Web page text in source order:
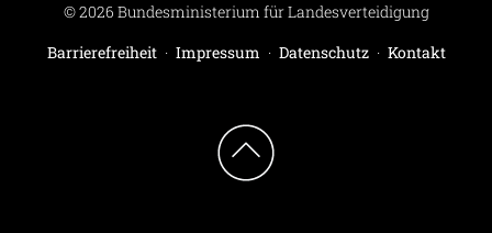
© 2026 Bundesministerium für Landesverteidigung
Barrierefreiheit · Impressum · Datenschutz · Kontakt